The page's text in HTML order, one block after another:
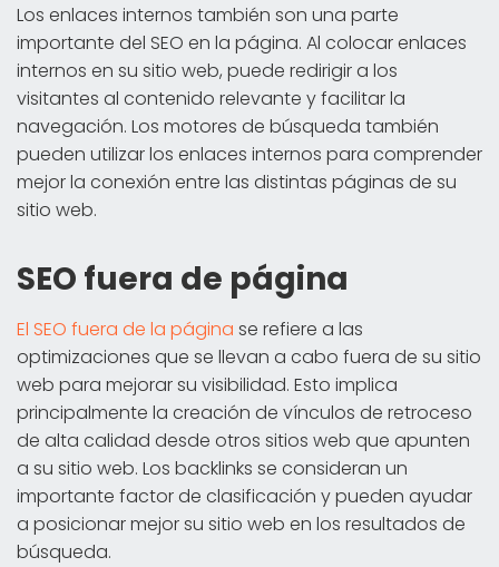
Los enlaces internos también son una parte
importante del SEO en la página. Al colocar enlaces
internos en su sitio web, puede redirigir a los
visitantes al contenido relevante y facilitar la
navegación. Los motores de búsqueda también
pueden utilizar los enlaces internos para comprender
mejor la conexión entre las distintas páginas de su
sitio web.
SEO fuera de página
El SEO fuera de la página se refiere a las
optimizaciones que se llevan a cabo fuera de su sitio
web para mejorar su visibilidad. Esto implica
principalmente la creación de vínculos de retroceso
de alta calidad desde otros sitios web que apunten
a su sitio web. Los backlinks se consideran un
importante factor de clasificación y pueden ayudar
a posicionar mejor su sitio web en los resultados de
búsqueda.